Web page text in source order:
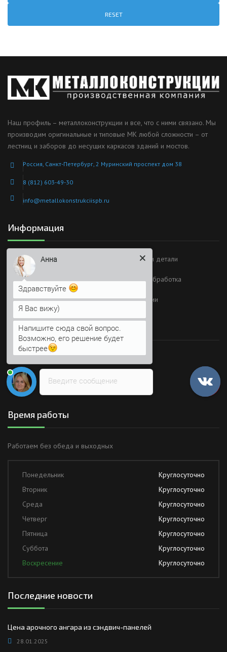
RESET
Наш профиль – металлоконструкции и все, что с ними связано. Мы
производим оригинальные и типовые МК любой сложности – от
лестниц и заборов до несущих каркасов зданий и мостов.
Россия, Санкт-Петербург, 2 Муринский проспект дом 38
8 (812) 603-49-30
info@metallokonstrukciispb.ru
Информация
Металлоконструкции Изделия и детали
Тонколистовой прокат Металлообработка
Монтаж О компании
Присоединяйтесь
Мы в социальных сетях
Время работы
Работаем без обеда и выходных
Понедельник
Круглосуточно
Вторник
Круглосуточно
Среда
Круглосуточно
Четверг
Круглосуточно
Пятница
Круглосуточно
Суббота
Круглосуточно
Воскресение
Круглосуточно
Последние новости
Цена арочного ангара из сэндвич-панелей
28.01.2025
Введите сообщение
Анна
Здравствуйте
Я Вас вижу)
Напишите сюда свой вопрос.
Возможно, его решение будет
быстрее